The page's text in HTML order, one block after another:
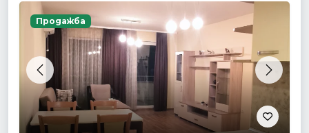
Previous Next
Продажба